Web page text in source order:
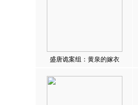
盛唐诡案组：黄泉的嫁衣